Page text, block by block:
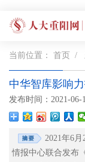
当前位置： 首页 /
中华智库影响
发布时间：2021-06-
2021年6
情报中心联合发布